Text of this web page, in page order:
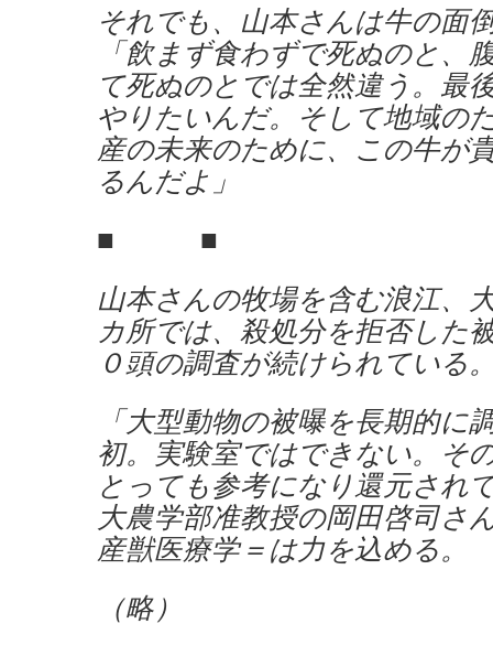
それでも、山本さんは牛の面
「飲まず食わずで死ぬのと、
て死ぬのとでは全然違う。最
やりたいんだ。そして地域の
産の未来のために、この牛が
るんだよ」
■ ■
山本さんの牧場を含む浪江、
カ所では、殺処分を拒否した
０頭の調査が続けられている
「大型動物の被曝を長期的に
初。実験室ではできない。そ
とっても参考になり還元され
大農学部准教授の岡田啓司さ
産獣医療学＝は力を込める。
（略）